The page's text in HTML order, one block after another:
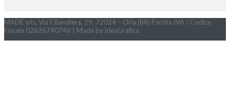
MADE srls, Via F.Bandiera, 29, 72024 – Oria (BR) Partita IVA / Codice
Fiscale 02626740746 | Made by ideaGrafica